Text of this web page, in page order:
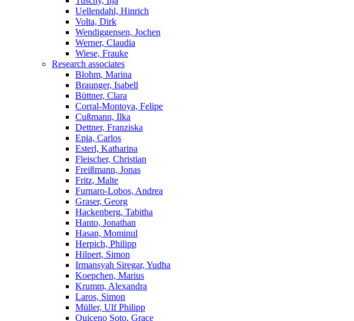
Uellendahl, Hinrich
Volta, Dirk
Wendiggensen, Jochen
Werner, Claudia
Wiese, Frauke
Research associates
Blohm, Marina
Braunger, Isabell
Büttner, Clara
Corral-Montoya, Felipe
Cußmann, Ilka
Dettner, Franziska
Epia, Carlos
Esterl, Katharina
Fleischer, Christian
Freißmann, Jonas
Fritz, Malte
Furnaro-Lobos, Andrea
Graser, Georg
Hackenberg, Tabitha
Hanto, Jonathan
Hasan, Mominul
Herpich, Philipp
Hilpert, Simon
Irmansyah Siregar, Yudha
Koepchen, Marius
Krumm, Alexandra
Laros, Simon
Müller, Ulf Philipp
Quiceno Soto, Grace